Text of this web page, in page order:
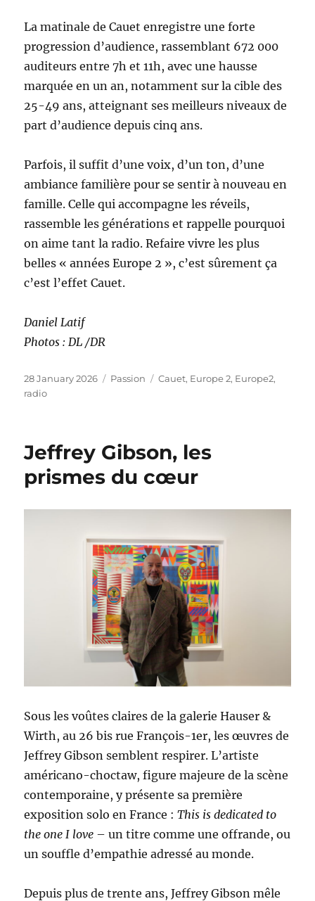
La matinale de Cauet enregistre une forte
progression d’audience, rassemblant 672 000
auditeurs entre 7h et 11h, avec une hausse
marquée en un an, notamment sur la cible des
25-49 ans, atteignant ses meilleurs niveaux de
part d’audience depuis cinq ans.
Parfois, il suffit d’une voix, d’un ton, d’une
ambiance familière pour se sentir à nouveau en
famille. Celle qui accompagne les réveils,
rassemble les générations et rappelle pourquoi
on aime tant la radio. Refaire vivre les plus
belles « années Europe 2 », c’est sûrement ça
c’est l’effet Cauet.
Daniel Latif
Photos : DL /DR
Posted
on
28 January 2026 Categories
Passion Tags
Cauet, Europe 2, Europe2,
radio
Jeffrey Gibson, les
prismes du cœur
Sous les voûtes claires de la galerie Hauser &
Wirth, au 26 bis rue François-1er, les œuvres de
Jeffrey Gibson semblent respirer. L’artiste
américano-choctaw, figure majeure de la scène
contemporaine, y présente sa première
exposition solo en France :This is dedicated to
the one I love – un titre comme une offrande, ou
un souffle d’empathie adressé au monde.
Depuis plus de trente ans, Jeffrey Gibson mêle